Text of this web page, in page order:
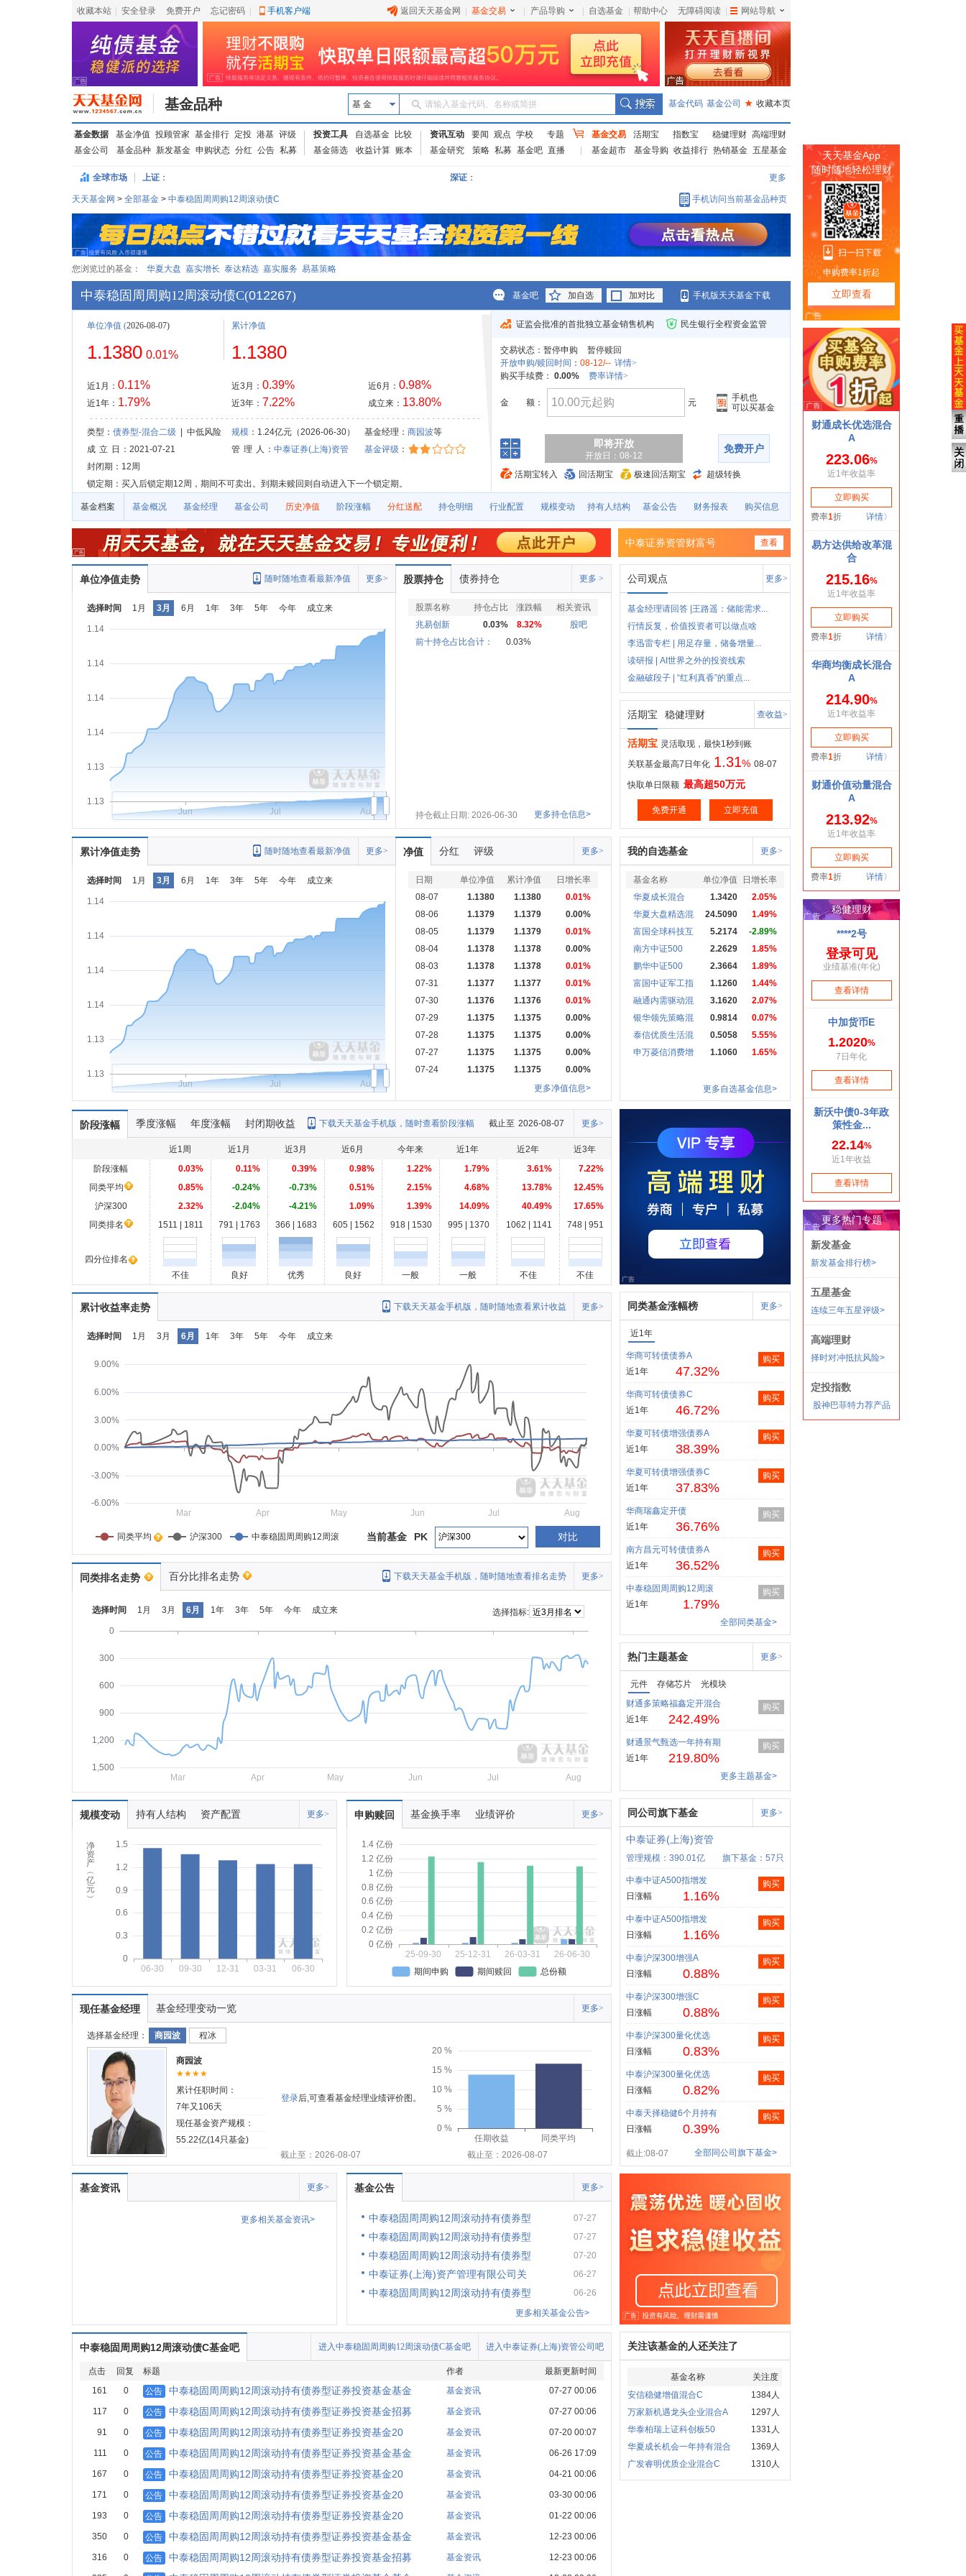
收藏本站 安全登录 免费开户 忘记密码 手机客户端 返回天天基金网 基金交易 产品导购 自选基金 帮助中心 无障碍阅读 网站导航
基金品种 基 金 请输入基金代码、名称或简拼 基金代码 基金公司 ★ 收藏本页
基金数据 基金净值 投顾管家 基金排行 定投 港基 评级
基金公司
基金品种 新发基金 申购状态 分红 公告 私募
投资工具 自选基金
比较
基金筛选
收益计算 账本
资讯互动 要闻 观点 学校
专题
基金研究
策略 私募 基金吧 直播
基金交易 活期宝 指数宝 稳健理财 高端理财
基金超市
基金导购 收益排行 热销基金 五星基金
全球市场 上证： 深证： 更多
天天基金网 > 全部基金 > 中泰稳固周周购12周滚动债C 手机访问当前基金品种页
您浏览过的基金： 华夏大盘 嘉实增长 泰达精选 嘉实服务 易基策略
中泰稳固周周购12周滚动债C(012267) 基金吧 加自选 加对比 手机版天天基金下载
单位净值 (2026-08-07)
1.1380 0.01%
近1月： 0.11%
近1年： 1.79%
累计净值
1.1380
近3月： 0.39%
近3年： 7.22%
近6月： 0.98%
成立来： 13.80%
类型： 债券型-混合二级 | 中低风险 规模：1.24亿元（2026-06-30） 基金经理： 商园波等
成 立 日
：2021-07-21 管 理 人 ： 中泰证券(上海)资管 基金评级 ：
封闭期：12周
锁定期：买入后锁定期12周，期间不可卖出。到期未赎回则自动进入下一个锁定期。
证监会批准的首批独立基金销售机构 民生银行全程资金监管
交易状态： 暂停申购
暂停赎回
开放申购/赎回时间 ： 08-12/-- 详情>
购买手续费： 0.00% 费率详情>
金 额： 元
手机也
可以买基金
即将开放
开放日：08-12
免费开户
活期宝转入 回活期宝 极速回活期宝 超级转换
基金档案 基金概况 基金经理 基金公司 历史净值 阶段涨幅 分红送配 持仓明细 行业配置 规模变动 持有人结构 基金公告 财务报表 购买信息
中泰证券资管财富号 查看
单位净值走势 更多>
随时随地查看最新净值
选择时间 1月 3月 6月 1年 3年 5年 今年 成立来
1.13
1.13
1.14
1.14
1.14
1.14
Jun Jul Aug
股票持仓 债券持仓 更多 >
股票名称 持仓占比 涨跌幅
相关资讯
兆易创新
0.03% 8.32%
股吧
前十持仓占比合计：
0.03%
持仓截止日期: 2026-06-30 更多持仓信息>
公司观点 更多>
基金经理请回答 |王路遥：储能需求...
行情反复，价值投资者可以做点啥
李迅雷专栏 | 用足存量，储备增量...
读研报 | AI世界之外的投资线索
金融破段子 | “红利真香”的重点...
活期宝 稳健理财 查收益>
活期宝 灵活取现，最快1秒到账
关联基金最高7日年化 1.31% 08-07
快取单日限额 最高超50万元
免费开通 立即充值
累计净值走势 更多>
随时随地查看最新净值
选择时间 1月 3月 6月 1年 3年 5年 今年 成立来
1.13
1.13
1.14
1.14
1.14
1.14
Jun Jul Aug
净值 分红 评级 更多>
日期 单位净值 累计净值
日增长率
08-07
1.1380 1.1380
0.01%
08-06
1.1379 1.1379
0.00%
08-05
1.1379 1.1379
0.01%
08-04
1.1378 1.1378
0.00%
08-03
1.1378 1.1378
0.01%
07-31
1.1377 1.1377
0.01%
07-30
1.1376 1.1376
0.01%
07-29
1.1375 1.1375
0.00%
07-28
1.1375 1.1375
0.00%
07-27
1.1375 1.1375
0.00%
07-24
1.1375 1.1375
0.00%
更多净值信息>
我的自选基金 更多>
基金名称 单位净值
日增长率
华夏成长混合
1.3420
2.05%
华夏大盘精选混
24.5090
1.49%
富国全球科技互
5.2174
-2.89%
南方中证500
2.2629
1.85%
鹏华中证500
2.3664
1.89%
富国中证军工指
1.1260
1.44%
融通内需驱动混
3.1620
2.07%
银华领先策略混
0.9814
0.07%
泰信优质生活混
0.5058
5.55%
申万菱信消费增
1.1060 1.65%
更多自选基金信息>
阶段涨幅 季度涨幅 年度涨幅 封闭期收益 更多>
截止至 2026-08-07
下载天天基金手机版，随时查看阶段涨幅
近1周 近1月 近3月 近6月 今年来 近1年 近2年
近3年
阶段涨幅
0.03% 0.11% 0.39% 0.98% 1.22% 1.79% 3.61%
7.22%
同类平均
0.85% -0.24% -0.73% 0.51% 2.15% 4.68% 13.78%
12.45%
沪深300
2.32% -2.04% -4.21% 1.09% 1.39% 14.09% 40.49%
17.65%
同类排名
1511 | 1811 791 | 1763 366 | 1683 605 | 1562 918 | 1530 995 | 1370 1062 | 1141 748 | 951
四分位排名
不佳
良好 优秀 良好 一般 一般 不佳 不佳
累计收益率走势 更多>
下载天天基金手机版，随时随地查看累计收益
选择时间 1月 3月 6月 1年 3年 5年 今年 成立来
-6.00%
-3.00%
0.00%
3.00%
6.00%
9.00%
Mar Apr May Jun Jul Aug
同类平均 沪深300 中泰稳固周周购12周滚 对比
PK
当前基金
同类排名走势 百分比排名走势 更多>
下载天天基金手机版，随时随地查看排名走势
选择时间 1月 3月 6月 1年 3年 5年 今年 成立来
选择指标:
0
300
600
900
1,200
1,500
Mar
Apr May Jun Jul Aug
规模变动 持有人结构 资产配置 更多>
净
资
产
︵
亿
元
︶
0
0.3
0.6
0.9
1.2
1.5
06-30 09-30 12-31 03-31 06-30
申购赎回 基金换手率 业绩评价 更多>
0 亿份
0.2 亿份
0.4 亿份
0.6 亿份
0.8 亿份
1 亿份
1.2 亿份
1.4 亿份
25-09-30 25-12-31 26-03-31
26-06-30
期间申购
期间赎回 总份额
现任基金经理 基金经理变动一览 更多>
选择基金经理： 商园波 程冰
商园波
★★★★
累计任职时间：
7年又106天
现任基金资产规模：
55.22亿(14只基金)
登录后,可查看基金经理业绩评价图。
0 %
5 %
10 %
15 %
20 %
任期收益
同类平均
截止至：2026-08-07
截止至：2026-08-07
基金资讯 更多>
更多相关基金资讯>
基金公告 更多>
中泰稳固周周购12周滚动持有债券型 07-27
中泰稳固周周购12周滚动持有债券型 07-27
中泰稳固周周购12周滚动持有债券型 07-20
中泰证券(上海)资产管理有限公司关 06-27
中泰稳固周周购12周滚动持有债券型
06-26
更多相关基金公告>
中泰稳固周周购12周滚动债C基金吧 进入中泰证券(上海)资管公司吧
进入中泰稳固周周购12周滚动债C基金吧
点击 回复 标题 作者
最新更新时间
161
0 公告 中泰稳固周周购12周滚动持有债券型证券投资基金基金 基金资讯 07-27 00:06
117 0 公告 中泰稳固周周购12周滚动持有债券型证券投资基金招募 基金资讯 07-27 00:06
91 0 公告 中泰稳固周周购12周滚动持有债券型证券投资基金20 基金资讯 07-20 00:07
111 0 公告 中泰稳固周周购12周滚动持有债券型证券投资基金基金 基金资讯 06-26 17:09
167 0 公告 中泰稳固周周购12周滚动持有债券型证券投资基金20 基金资讯 04-21 00:06
171 0 公告 中泰稳固周周购12周滚动持有债券型证券投资基金20 基金资讯 03-30 00:06
193 0 公告 中泰稳固周周购12周滚动持有债券型证券投资基金20 基金资讯 01-22 00:06
350 0 公告 中泰稳固周周购12周滚动持有债券型证券投资基金基金 基金资讯 12-23 00:06
316 0 公告 中泰稳固周周购12周滚动持有债券型证券投资基金招募 基金资讯 12-23 00:06
同类基金涨幅榜 更多>
近1年
华商可转债债券A
近1年
47.32%
购买
华商可转债债券C
近1年
46.72%
购买
华夏可转债增强债券A
近1年
38.39%
购买
华夏可转债增强债券C
近1年
37.83%
购买
华商瑞鑫定开债
近1年
36.76%
购买
南方昌元可转债债券A
近1年
36.52%
购买
中泰稳固周周购12周滚
近1年
1.79%
购买
全部同类基金>
热门主题基金 更多>
元件 存储芯片
光模块
财通多策略福鑫定开混合
近1年
242.49%
购买
财通景气甄选一年持有期
近1年
219.80%
购买
更多主题基金>
同公司旗下基金 更多>
中泰证券(上海)资管
管理规模：390.01亿 旗下基金：57只
中泰中证A500指增发
日涨幅
1.16%
购买
中泰中证A500指增发
日涨幅
1.16%
购买
中泰沪深300增强A
日涨幅
0.88%
购买
中泰沪深300增强C
日涨幅
0.88%
购买
中泰沪深300量化优选
日涨幅
0.83%
购买
中泰沪深300量化优选
日涨幅
0.82%
购买
中泰天择稳健6个月持有
日涨幅
0.39%
购买
截止:08-07 全部同公司旗下基金>
关注该基金的人还关注了
基金名称
关注度
安信稳健增值混合C
1384人
万家新机遇龙头企业混合A
1297人
华泰柏瑞上证科创板50
1331人
华夏成长机会一年持有混合
1369人
广发睿明优质企业混合C
1310人